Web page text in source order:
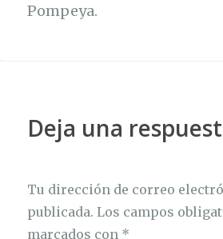
Pompeya.
Deja una
Tu dirección de correo
publicada. Los campos
marcados con *